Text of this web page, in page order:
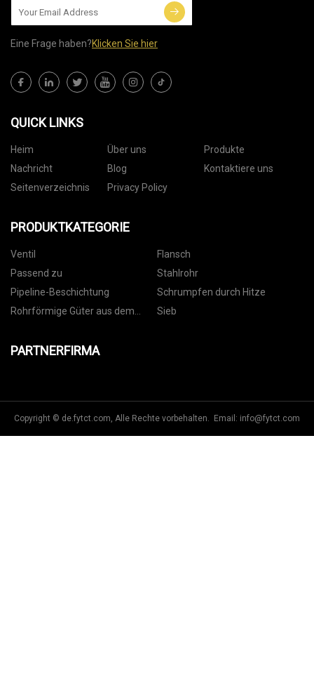
Eine Frage haben?Klicken Sie hier
QUICK LINKS
Heim Über uns
Produkte
Nachricht
Blog
Kontaktiere uns
Seitenverzeichnis
Privacy Policy
PRODUKTKATEGORIE
Ventil
Flansch
Passend zu
Stahlrohr
Pipeline-Beschichtung
Schrumpfen durch Hitze
Rohrförmige Güter aus dem
Sieb
PARTNERFIRMA
Copyright © de.fytct.com, Alle Rechte vorbehalten. Email: info@fytct.com